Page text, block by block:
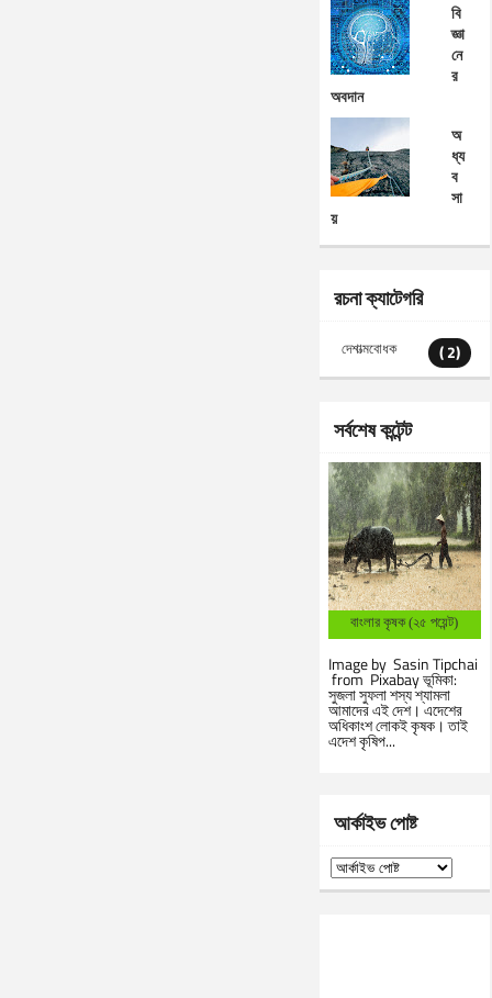
বি
জ্ঞা
নে
র
অবদান
অ
ধ্য
ব
সা
য়
রচনা ক্যাটেগরি
দেশাত্মবোধক ( 2)
সর্বশেষ কন্টেন্ট
বাংলার কৃষক (২৫ পয়েন্ট)
Image by Sasin Tipchai
from Pixabay ভূমিকা:
সুজলা সুফলা শস্য শ্যামলা
আমাদের এই দেশ। এদেশের
অধিকাংশ লোকই কৃষক। তাই
এদেশ কৃষিপ...
আর্কাইভ পোষ্ট